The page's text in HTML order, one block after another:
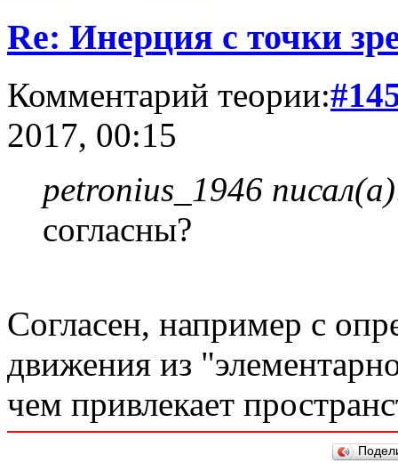
Re: Инерция с точки
Комментарий теории:
2017, 00:15
petronius_1946
согласны?
Согласен, например с
движения из
чем привлекает